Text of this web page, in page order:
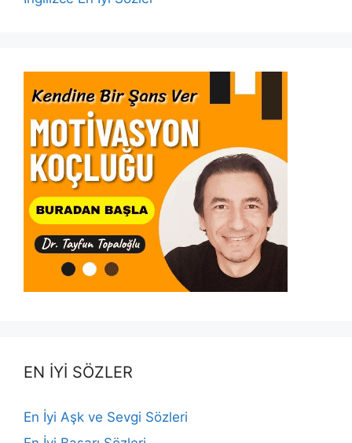
EN İYİ SÖZLER
En İyi Aşk ve Sevgi Sözleri